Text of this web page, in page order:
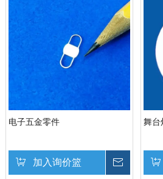
电子五金零件
加入询价篮
舞台